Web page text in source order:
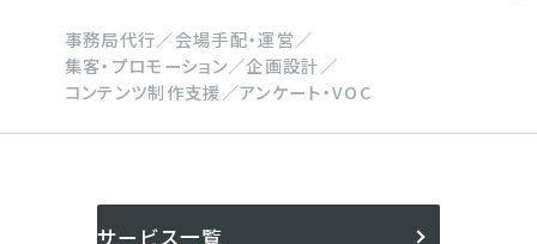
事務局代行／会場手配・運営／
集客・プロモーション／企画設計／
コンテンツ制作支援／アンケート・VOC
サービス一覧